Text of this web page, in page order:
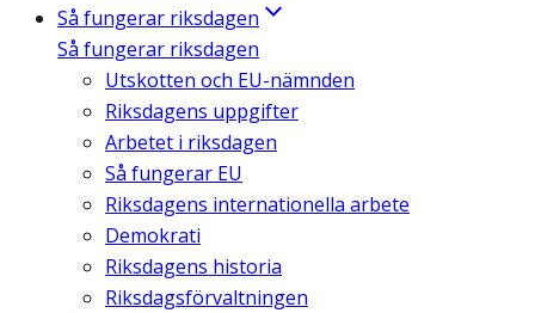
Så fungerar riksdagen
Så fungerar riksdagen
Utskotten och EU-nämnden
Riksdagens uppgifter
Arbetet i riksdagen
Så fungerar EU
Riksdagens internationella arbete
Demokrati
Riksdagens historia
Riksdagsförvaltningen